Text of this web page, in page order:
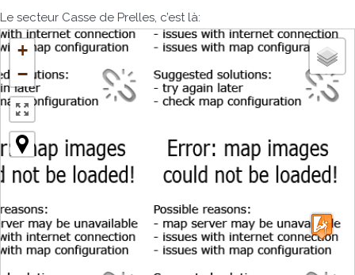
Le secteur Casse de Prelles, c’est là:
+
−